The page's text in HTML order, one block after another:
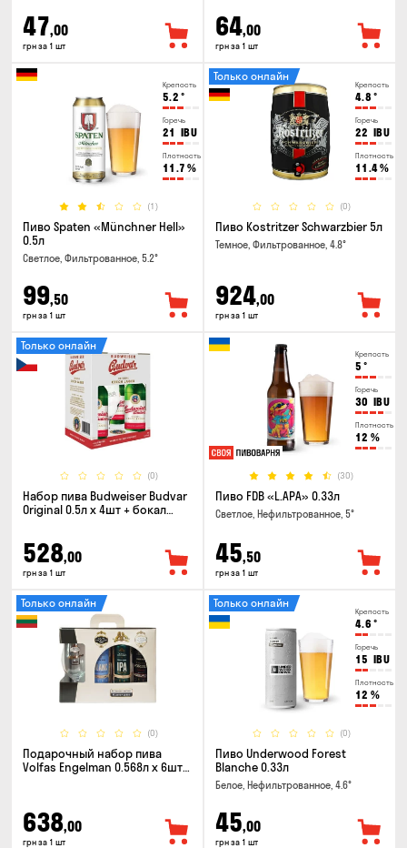
47,00
грн за 1 шт
64,00
грн за 1 шт
Крепость
5.2 °
Горечь
21 IBU
Плотность
11.7 %
(1)
Пиво Spaten «Münchner Hell»
0.5л
Светлое, Фильтрованное, 5.2°
99,50
грн за 1 шт
Крепость
4.8 °
Горечь
22 IBU
Плотность
11.4%
(0)
Только онлайн
Пиво Kostritzer Schwarzbier 5л
Темное, Фильтрованное, 4.8°
924,00
грн за 1 шт
(0)
Только онлайн
Набор пива Budweiser Budvar
Original 0.5л х 4шт + бокал
528,00
грн за 1 шт
Крепость
5 °
Горечь
30 IBU
Плотность
12 %
(30)
Пиво FDB «L.APA» 0.33л
Светлое, Нефильтрованное, 5°
45,50
грн за 1 шт
(0)
Только онлайн
Подарочный набор пива
Volfas Engelman 0.568л x 6шт +
638,00
грн за 1 шт
Крепость
4.6 °
Горечь
15 IBU
Плотность
12 %
(0)
Только онлайн
Пиво Underwood Forest
Blanche 0.33л
Белое, Нефильтрованное, 4.6°
45,00
грн за 1 шт